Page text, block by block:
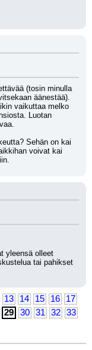
(tosin minulla
äänestää).
vaikuttaa melko
Luotan
Sehän on kai
voivat kai
yleensä olleet
tai pahikset
13 14 15 16
17
29 30 31 32
33